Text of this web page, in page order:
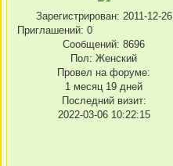
Зарегистрирован: 2011-12-26
Приглашений: 0
Сообщений: 8696
Пол: Женский
Провел на форуме:
1 месяц 19 дней
Последний визит:
2022-03-06 10:22:15